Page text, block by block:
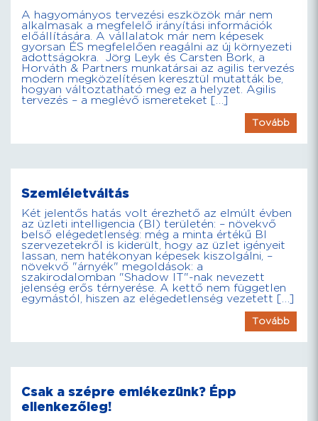
A hagyományos tervezési eszközök már nem
alkalmasak a megfelelő irányítási információk
előállítására. A vállalatok már nem képesek
gyorsan ÉS megfelelően reagálni az új környezeti
adottságokra. Jörg Leyk és Carsten Bork, a
Horváth & Partners munkatársai az agilis tervezés
modern megközelítésen keresztül mutatták be,
hogyan változtatható meg ez a helyzet. Agilis
tervezés – a meglévő ismereteket […]
Tovább
Szemléletváltás
Két jelentős hatás volt érezhető az elmúlt évben
az üzleti intelligencia (BI) területén: – növekvő
belső elégedetlenség: még a minta értékű BI
szervezetekről is kiderült, hogy az üzlet igényeit
lassan, nem hatékonyan képesek kiszolgálni, –
növekvő "árnyék" megoldások: a
szakirodalomban "Shadow IT"-nak nevezett
jelenség erős térnyerése. A kettő nem független
egymástól, hiszen az elégedetlenség vezetett […]
Tovább
Csak a szépre emlékezünk? Épp
ellenkezőleg!